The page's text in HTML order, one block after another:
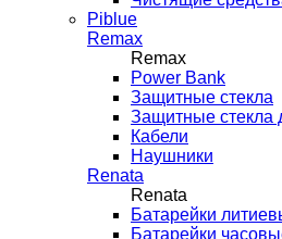
Piblue
Remax
Remax
Power Bank
Защитные стекла
Защитные стекла
Кабели
Наушники
Renata
Renata
Батарейки
Батарейки